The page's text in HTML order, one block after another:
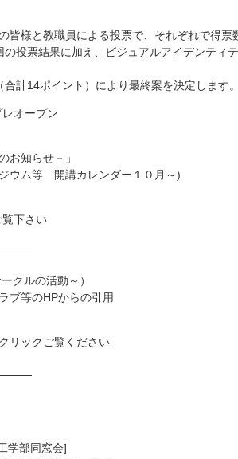
皆様と教職員による投票で 、それぞれで得
投票結果に加え、ビジュアルアイデンティ
計14ポイント）により最終案を決定します。
オープン
お知らせ－」
ウム等 開講カレンダー１０月～)
下さい
クルの活動～）
ブ等のHPからの引用
リックご覧ください
学部同窓会]